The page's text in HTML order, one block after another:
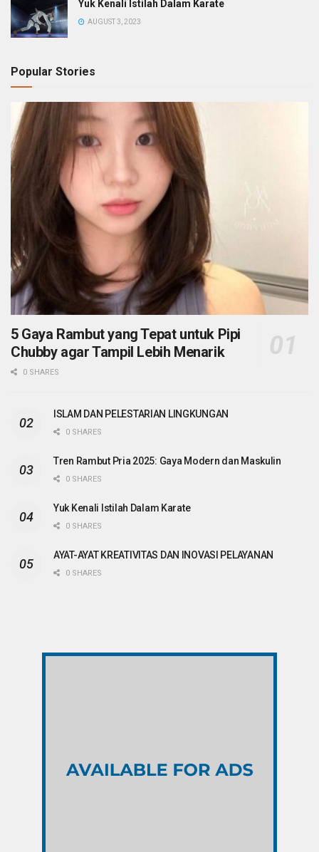
Yuk Kenali Istilah Dalam Karate
AUGUST 3, 2023
Popular Stories
5 Gaya Rambut yang Tepat untuk Pipi
Chubby agar Tampil Lebih Menarik
0 SHARES
ISLAM DAN PELESTARIAN LINGKUNGAN
0 SHARES
Tren Rambut Pria 2025: Gaya Modern dan Maskulin
0 SHARES
Yuk Kenali Istilah Dalam Karate
0 SHARES
AYAT-AYAT KREATIVITAS DAN INOVASI PELAYANAN
0 SHARES